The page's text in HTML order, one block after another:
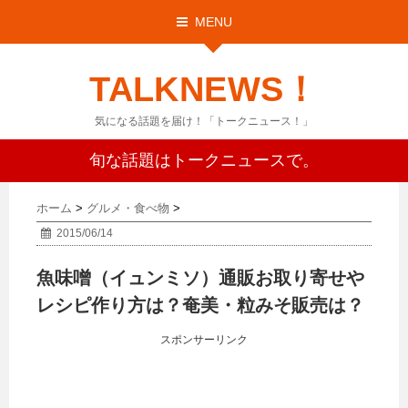
MENU
TALKNEWS！
気になる話題を届け！「トークニュース！」
旬な話題はトークニュースで。
ホーム > グルメ・食べ物 >
2015/06/14
魚味噌（イュンミソ）通販お取り寄せや
レシピ作り方は？奄美・粒みそ販売は？
スポンサーリンク